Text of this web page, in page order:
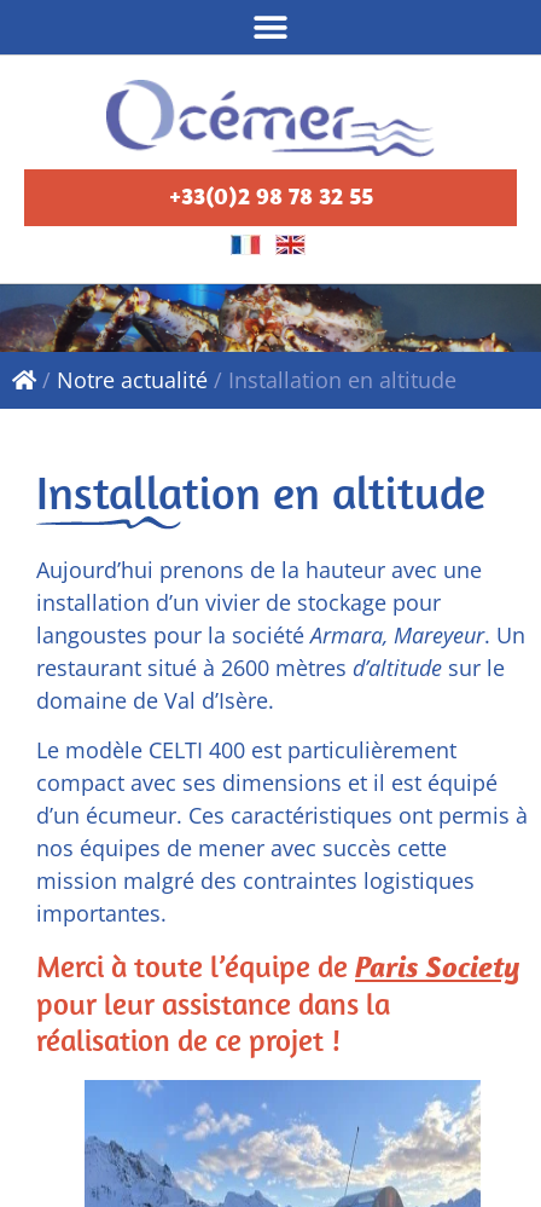
+33(0)2 98 78 32 55
/ Notre actualité / Installation en altitude
Installation en altitude
Aujourd’hui prenons de la hauteur avec une
installation d’un vivier de stockage pour
langoustes pour la sociétéArmara, Mareyeur. Un
restaurant situé à 2600 mètres d’altitude sur le
domaine de Val d’Isère.
Le modèle CELTI 400 est particulièrement
compact avec ses dimensions et il est équipé
d’un écumeur. Ces caractéristiques ont permis à
nos équipes de mener avec succès cette
mission malgré des contraintes logistiques
importantes.
Merci à toute l’équipe de Paris Society
pour leur assistance dans la
réalisation de ce projet !